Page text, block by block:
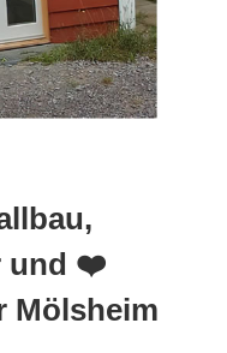
und ❤️
Mölsheim